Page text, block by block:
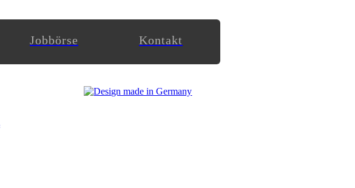
Jobbörse Kontakt